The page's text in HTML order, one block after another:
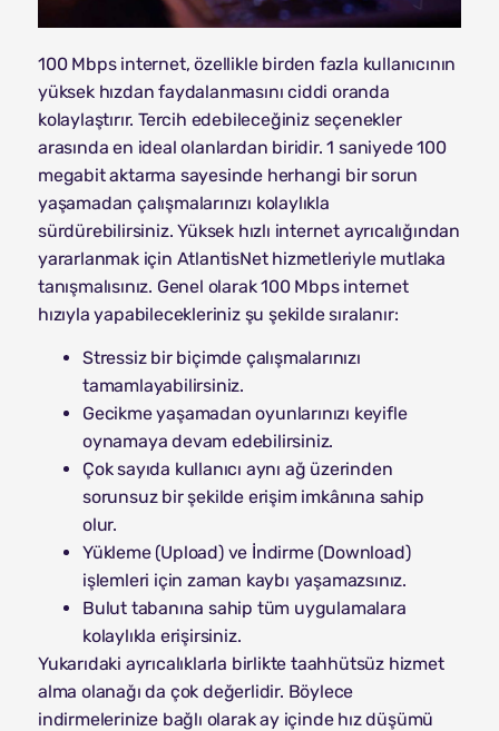
100 Mbps internet, özellikle birden fazla kullanıcının
yüksek hızdan faydalanmasını ciddi oranda
kolaylaştırır. Tercih edebileceğiniz seçenekler
arasında en ideal olanlardan biridir. 1 saniyede 100
megabit aktarma sayesinde herhangi bir sorun
yaşamadan çalışmalarınızı kolaylıkla
sürdürebilirsiniz. Yüksek hızlı internet ayrıcalığından
yararlanmak için AtlantisNet hizmetleriyle mutlaka
tanışmalısınız. Genel olarak 100 Mbps internet
hızıyla yapabilecekleriniz şu şekilde sıralanır:
Stressiz bir biçimde çalışmalarınızı
tamamlayabilirsiniz.
Gecikme yaşamadan oyunlarınızı keyifle
oynamaya devam edebilirsiniz.
Çok sayıda kullanıcı aynı ağ üzerinden
sorunsuz bir şekilde erişim imkânına sahip
olur.
Yükleme (Upload) ve İndirme (Download)
işlemleri için zaman kaybı yaşamazsınız.
Bulut tabanına sahip tüm uygulamalara
kolaylıkla erişirsiniz.
Yukarıdaki ayrıcalıklarla birlikte taahhütsüz hizmet
alma olanağı da çok değerlidir. Böylece
indirmelerinize bağlı olarak ay içinde hız düşümü